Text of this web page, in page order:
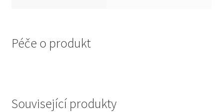
Péče o produkt
Související produkty